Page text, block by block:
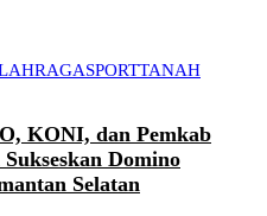
SPORTTANAH
KONI, dan Pemkab
Domino
Selatan